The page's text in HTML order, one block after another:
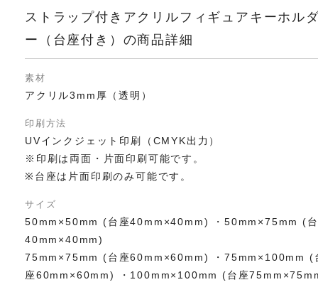
ストラップ付きアクリルフィギュアキーホル
ー（台座付き）の商品詳細
素材
アクリル3mm厚（透明）
印刷方法
UVインクジェット印刷（CMYK出力）
※印刷は両面・片面印刷可能です。
※台座は片面印刷のみ可能です。
サイズ
50mm×50mm (台座40mm×40mm) ・50mm×75mm (
40mm×40mm)
75mm×75mm (台座60mm×60mm) ・75mm×100mm (
座60mm×60mm) ・100mm×100mm (台座